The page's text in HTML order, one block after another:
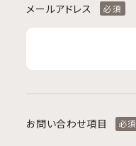
メールアドレス 必須
お問い合わせ項目 必須